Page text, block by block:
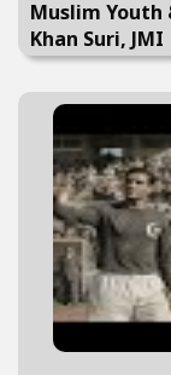
Muslim Youth
Khan Suri,